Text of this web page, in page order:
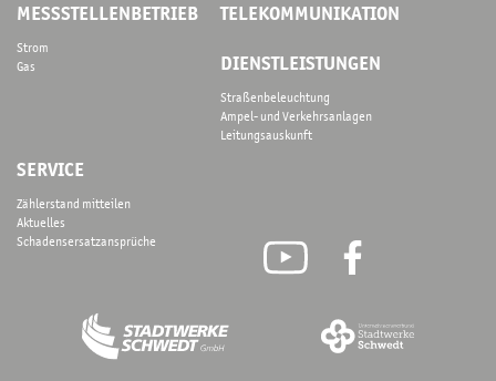
MESSSTELLENBETRIEB
Strom
Gas
TELEKOMMUNIKATION
DIENSTLEISTUNGEN
Straßenbeleuchtung
Ampel- und Verkehrsanlagen
Leitungsauskunft
SERVICE
Zählerstand mitteilen
Aktuelles
Schadensersatzansprüche